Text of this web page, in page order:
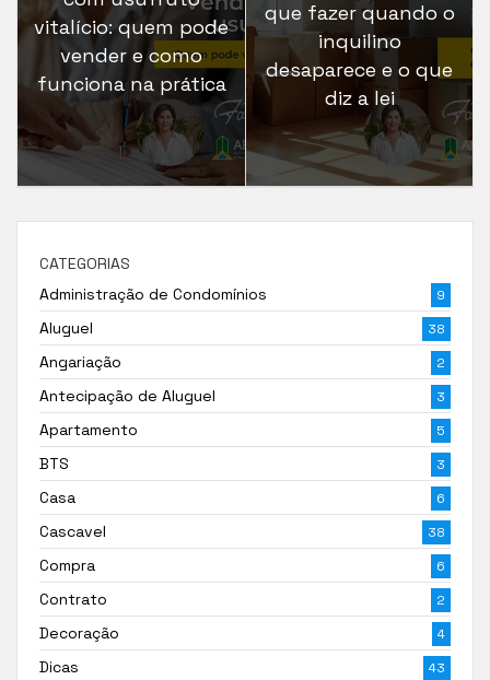
vitalício: quem pode
vender e como
funciona na prática
que fazer quando o
inquilino
desaparece e o que
diz a lei
CATEGORIAS
Administração de Condomínios
9
Aluguel 38
Angariação 2
Antecipação de Aluguel 3
Apartamento 5
BTS 3
Casa 6
Cascavel 38
Compra 6
Contrato 2
Decoração 4
Dicas 43